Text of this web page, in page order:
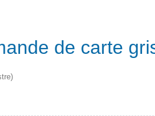
de carte